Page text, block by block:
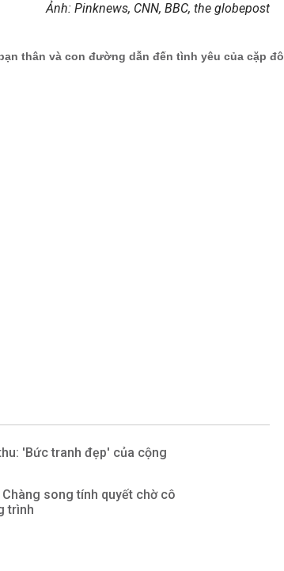
Ảnh: Pinknews, CNN, BBC, the globepost
'Bức tranh đẹp' của cộng
song tính quyết chờ cô
trình